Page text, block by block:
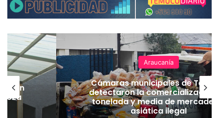
Araucanía
Cámaras municipales de
detectaron la comercialización
tonelada y media de
asiática ilegal